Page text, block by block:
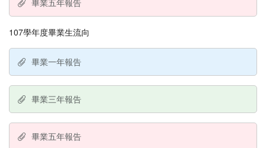
畢業五年報告
107學年度畢業生流向
畢業一年報告
畢業三年報告
畢業五年報告